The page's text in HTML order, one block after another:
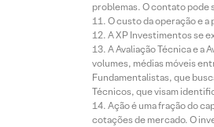
problemas. O contato pode
O custo da operação e
A XP Investimentos se
A Avaliação Técnica e a
volumes, médias móveis
Fundamentalistas, que
Técnicos, que visam
Ação é uma fração do
cotações de mercado. O